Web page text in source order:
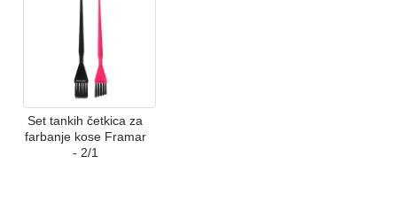
Set tankih četkica za
farbanje kose Framar
- 2/1